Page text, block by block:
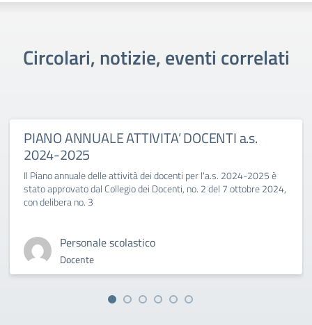
Circolari, notizie, eventi correlati
PIANO ANNUALE ATTIVITA’ DOCENTI a.s.
2024-2025
Il Piano annuale delle attività dei docenti per l'a.s. 2024-2025 è
stato approvato dal Collegio dei Docenti, no. 2 del 7 ottobre 2024,
con delibera no. 3
Personale scolastico
Docente